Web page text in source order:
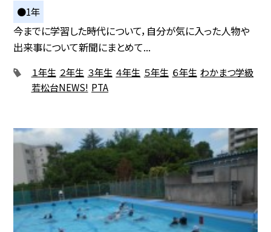
●1年
今までに学習した時代について，自分が気に入った人物や
出来事について新聞にまとめて...
１年生 ２年生 ３年生 ４年生 ５年生 ６年生 わかまつ学級
若松台NEWS! PTA